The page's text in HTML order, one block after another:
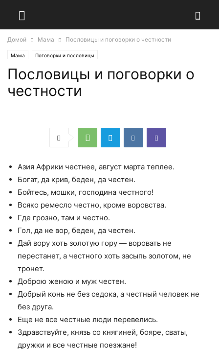
Домой Мама Пословицы и поговорки о честности
Мама Поговорки и пословицы
Пословицы и поговорки о
честности
Азия Африки честнее, август марта теплее.
Богат, да крив, беден, да честен.
Бойтесь, мошки, господина честного!
Всяко ремесло честно, кроме воровства.
Где грозно, там и честно.
Гол, да не вор, беден, да честен.
Дай вору хоть золотую гору — воровать не
перестанет, а честного хоть засыпь золотом, не
тронет.
Доброю женою и муж честен.
Добрый конь не без седока, а честный человек не
без друга.
Еще не все честные люди перевелись.
Здравствуйте, князь со княгиней, бояре, сваты,
дружки и все честные поезжане!